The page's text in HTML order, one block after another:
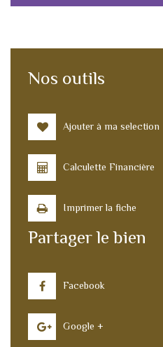
Nos outils
Ajouter à ma selection
Calculette Financière
Imprimer la fiche
Partager le bien
Facebook
Google +